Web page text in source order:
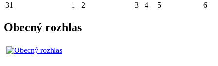
31 1 2 3 4 5 6
Obecný rozhlas